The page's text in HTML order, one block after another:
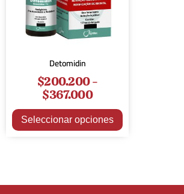
Detomidin
$200.200-
$367.000
Seleccionar opciones